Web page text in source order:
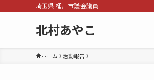
埼玉県 桶川市議会議員
北村あやこ
ホーム 活動報告